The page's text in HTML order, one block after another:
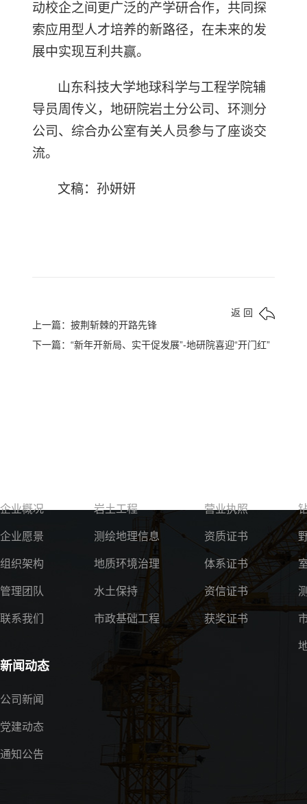
动校企之间更广泛的产学研合作，共同探
索应用型人才培养的新路径，在未来的发
展中实现互利共赢。
山东科技大学地球科学与工程学院辅
导员周传义，地研院岩土分公司、环测分
公司、综合办公室有关人员参与了座谈交
流。
文稿：孙妍妍
返 回
上一篇：披荆斩棘的开路先锋
下一篇：“新年开新局、实干促发展”-地研院喜迎“开门红”
企业概况
企业愿景
组织架构
管理团队
联系我们
岩土工程
测绘地理信息
地质环境治理
水土保持
市政基础工程
营业执照
资质证书
体系证书
资信证书
获奖证书
新闻动态
公司新闻
党建动态
通知公告